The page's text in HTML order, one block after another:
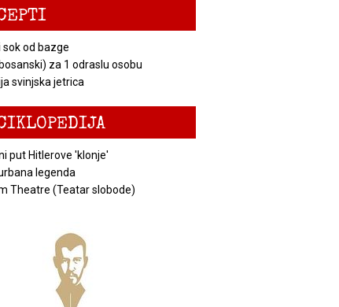
sok od bazge
za 1 odraslu osobu
svinjska jetrica
put Hitlerove 'klonje'
legenda
Theatre (Teatar slobode)